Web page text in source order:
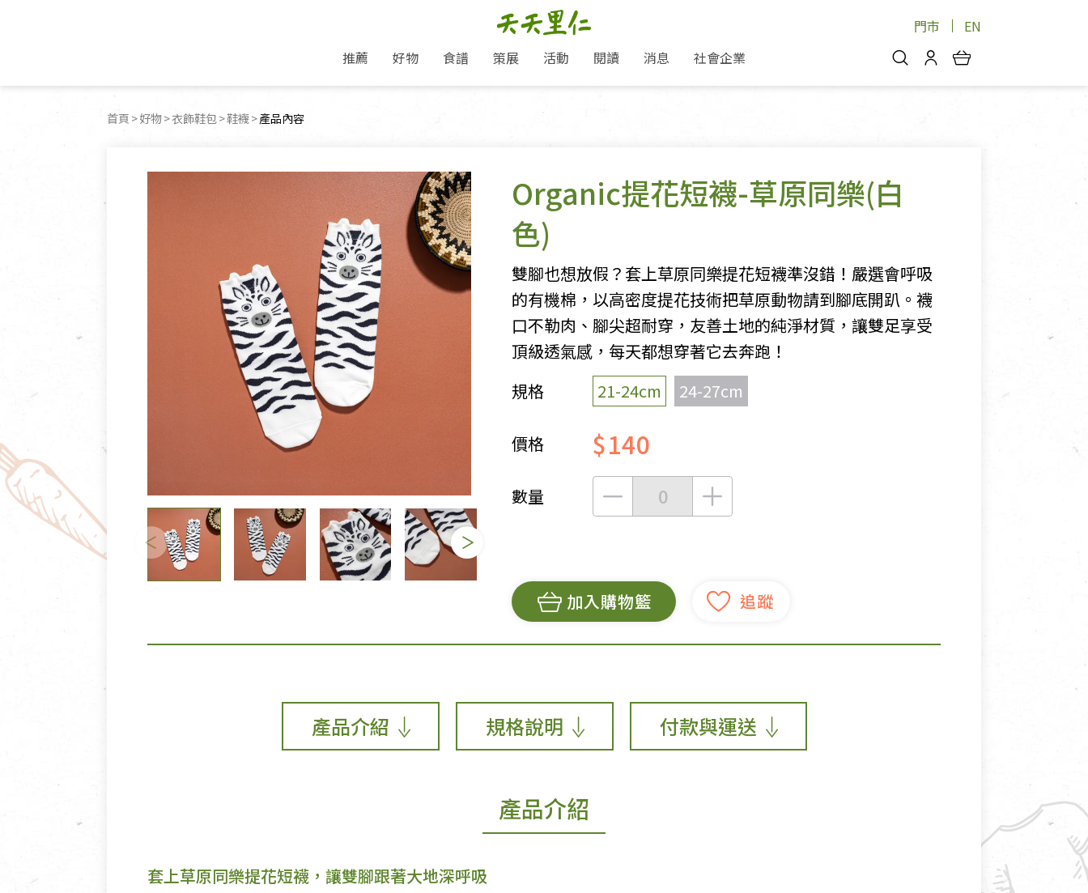
門市 EN
消費紀錄查詢
好文收藏
登入/註冊
推薦
好康優惠
8月快閃商品優惠
中秋禮盒預購
7月惜福愛物
6月快閃商品-好評延長優惠
傳承經典優惠
文化好書優惠
超值好物特惠
熱銷人氣產品推薦
經典必買推薦
史瓦帝尼文化節
好物
米麵/調理食材
豆麥雜糧種子
飲品/零食
果汁/醋飲/飲料
茶/咖啡/花果茶
沖調飲/穀麥片
蜂蜜/椰奶
休閒零食
堅果/果乾
糖果/巧克力
熟食料理/調理包
包子饅頭/麵點
粽子/蘿蔔糕/年糕
素鬆/醬菜
甜品/冰品
麵包/糕點
中藥食材/調理包
廚房用具/家電/家飾
個人清潔保養
臉部清潔/保養
臉部彩妝
牙膏/牙刷/漱口水
身體清潔/保養
個人用品
毛巾/浴巾/手帕
鞋襪
帽/口罩/配件/包包
圖書/宗教文物
佛儒書籍
文具禮品/禮券
燈/燃燈油
食譜
不限類別 飲品 主食 沙拉 點心 醬料
湯品
策展
「里仁誠食市集」永續新體驗
減塑 一起來！
綠色保育-我們的田, 牠們的家
里仁「史瓦帝尼文化節」
活動
產品推薦
閱讀
專題文章
食品與廠商
用品與廠商
土地與生態
蔬食營養力
生活提案
共好行動
里仁的努力
減塑微革命
少或無添加
友善耕作
支持弱勢
綠色保育
永續飲食
消息
分店動態
產品動態
生態保育
聯名合作
社會企業
產品/有機蔬果把關
大事記
里仁聯名卡
理念桌布下載
加入會員
首頁 好物 衣飾鞋包 鞋襪 目前頁面：
產品內容
Organic提花短襪-草原同樂(白
色)
雙腳也想放假？套上草原同樂提花短襪準沒錯！嚴選會呼吸
的有機棉，以高密度提花技術把草原動物請到腳底開趴。襪
口不勒肉、腳尖超耐穿，友善土地的純淨材質，讓雙足享受
頂級透氣感，每天都想穿著它去奔跑！
規格
21-24cm 24-27cm
價格 $140
數量
加入購物籃
產品介紹 規格說明 付款與運送
產品介紹
套上草原同樂提花短襪，讓雙腳跟著大地深呼吸